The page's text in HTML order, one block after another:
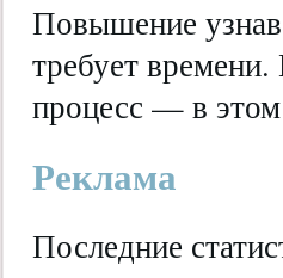
Повышение
требует
процесс — в
Реклама
Последние